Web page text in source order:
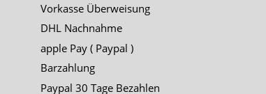
Vorkasse Überweisung
DHL Nachnahme
apple Pay ( Paypal )
Barzahlung
Paypal 30 Tage Bezahlen